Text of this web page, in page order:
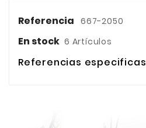
Referencia 667-2050
En stock 6 Artículos
Referencias especificas